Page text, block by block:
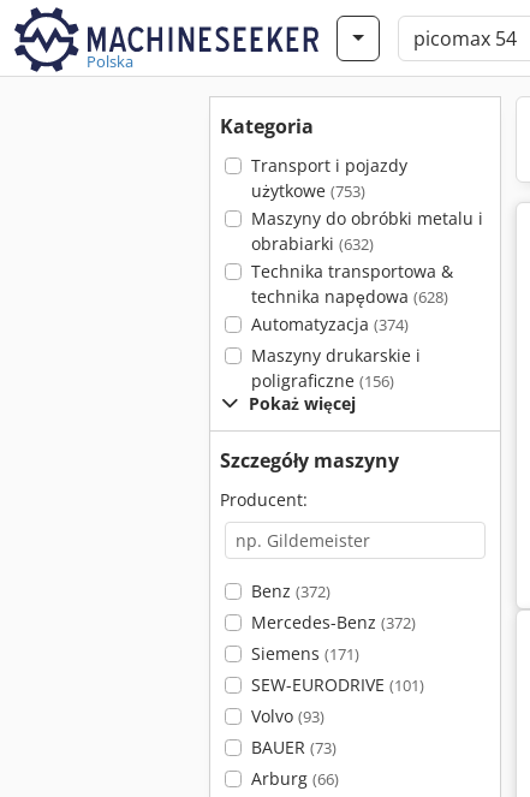
Polska
Kategoria
Transport i pojazdy
użytkowe (753)
Maszyny do obróbki metalu i
obrabiarki (632)
Technika transportowa &
technika napędowa (628)
Automatyzacja (374)
Maszyny drukarskie i
poligraficzne (156)
Pokaż więcej
Szczegóły maszyny
Producent:
Benz (372)
Mercedes-Benz (372)
Siemens (171)
SEW-EURODRIVE (101)
Volvo (93)
BAUER (73)
Arburg (66)